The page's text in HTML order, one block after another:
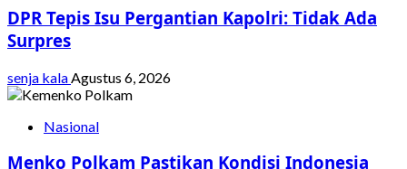
DPR Tepis Isu Pergantian Kapolri: Tidak Ada
Surpres
senja kala Agustus 6, 2026
Nasional
Menko Polkam Pastikan Kondisi Indonesia